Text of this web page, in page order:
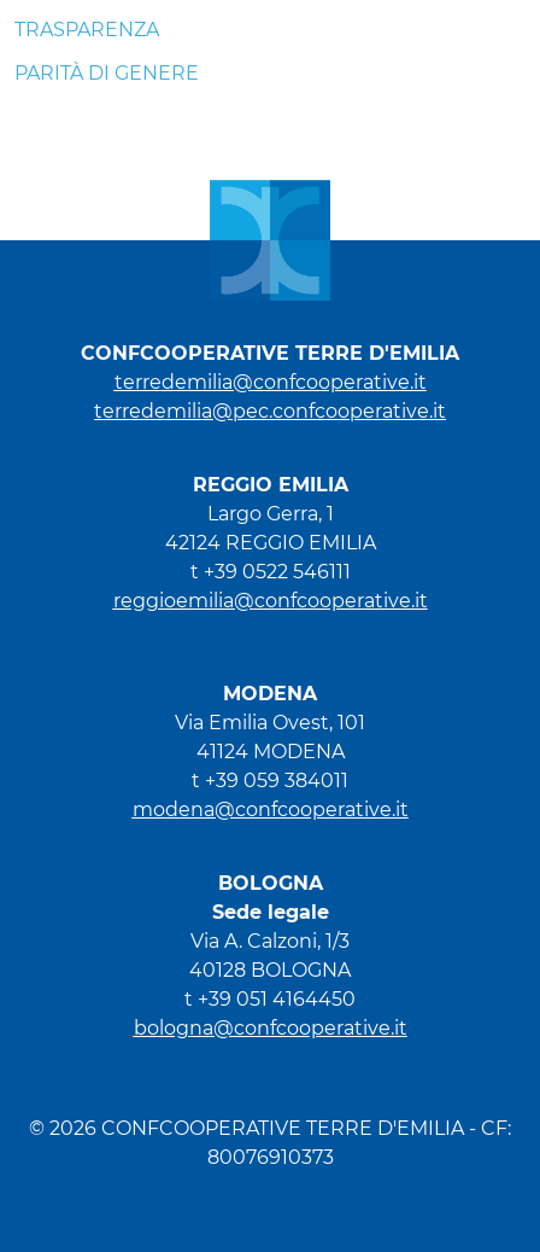
TRASPARENZA
PARITÀ DI GENERE
CONFCOOPERATIVE TERRE D'EMILIA
terredemilia@confcooperative.it
terredemilia@pec.confcooperative.it
REGGIO EMILIA
Largo Gerra, 1
42124 REGGIO EMILIA
t +39 0522 546111
reggioemilia@confcooperative.it
MODENA
Via Emilia Ovest, 101
41124 MODENA
t +39 059 384011
modena@confcooperative.it
BOLOGNA
Sede legale
Via A. Calzoni, 1/3
40128 BOLOGNA
t +39 051 4164450
bologna@confcooperative.it
© 2026 CONFCOOPERATIVE TERRE D'EMILIA - CF:
80076910373